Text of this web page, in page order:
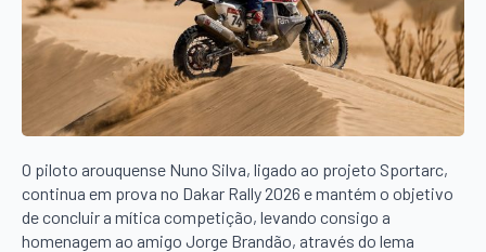
O piloto arouquense Nuno Silva, ligado ao projeto Sportarc,
continua em prova no Dakar Rally 2026 e mantém o objetivo
de concluir a mítica competição, levando consigo a
homenagem ao amigo Jorge Brandão, através do lema